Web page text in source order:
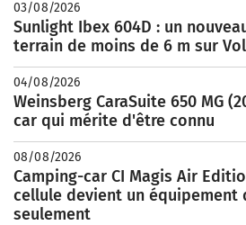
03/08/2026
Sunlight Ibex 604D : un
terrain de moins de 6 m sur
04/08/2026
Weinsberg CaraSuite 650 MG
car qui mérite d'être connu
08/08/2026
Camping-car CI Magis Air
cellule devient un équipement
seulement